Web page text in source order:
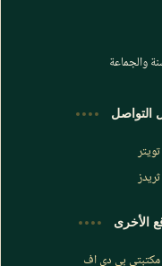
والجماعة
التواصل
تويتر
ثريدز
الأخرى
مكتبتي بي دي اف